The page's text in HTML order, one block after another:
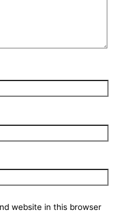
website in this browser